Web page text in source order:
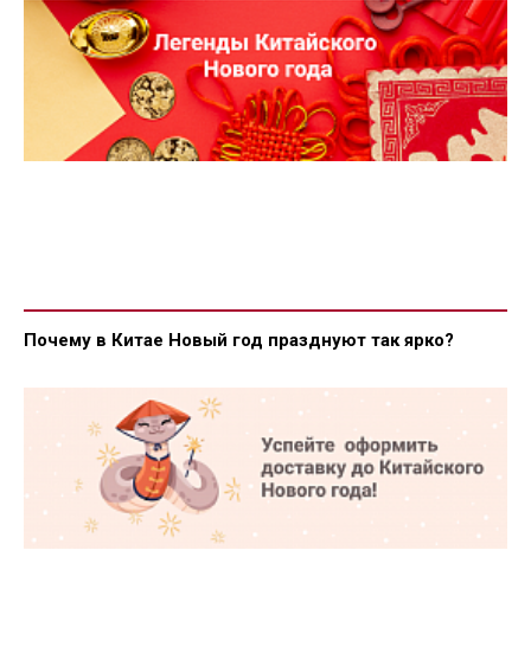
Почему в Китае Новый год празднуют так ярко?